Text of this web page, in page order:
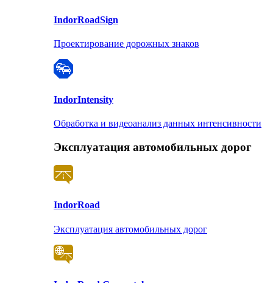
IndorRoadSign
Проектирование дорожных знаков
IndorIntensity
Обработка и видеоанализ данных интенсивности
Эксплуатация автомобильных дорог
IndorRoad
Эксплуатация автомобильных дорог